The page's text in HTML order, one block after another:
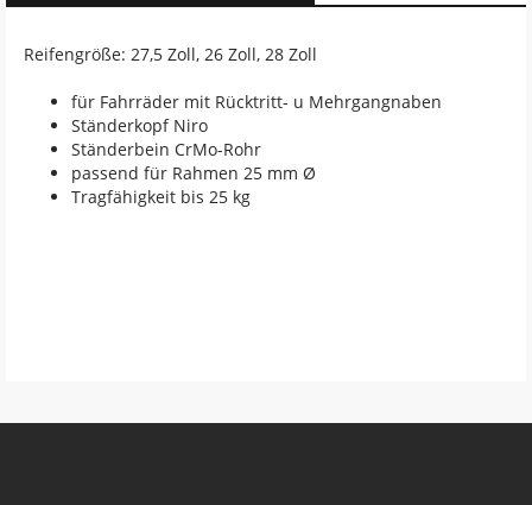
Reifengröße: 27,5 Zoll, 26 Zoll, 28 Zoll
für Fahrräder mit Rücktritt- u Mehrgangnaben
Ständerkopf Niro
Ständerbein CrMo-Rohr
passend für Rahmen 25 mm Ø
Tragfähigkeit bis 25 kg